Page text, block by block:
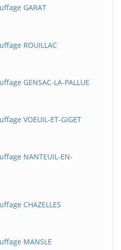
GARAT
ROUILLAC
GENSAC-LA-PALLUE
VOEUIL-ET-GIGET
NANTEUIL-EN-
CHAZELLES
MANSLE